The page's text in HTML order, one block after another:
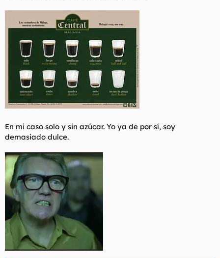
En mi caso solo y sin azúcar. Yo ya de por sí, soy
demasiado dulce.